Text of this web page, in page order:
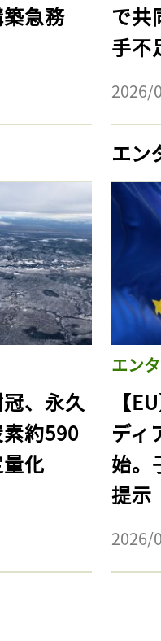
急務
で共
手不
2026/
、永久
約590
化
エン
エン
【
ディ
始。
提示
2026/